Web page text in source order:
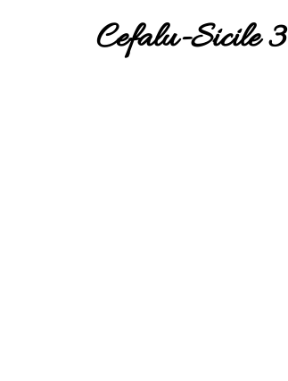
Cefalu-Sicile 3